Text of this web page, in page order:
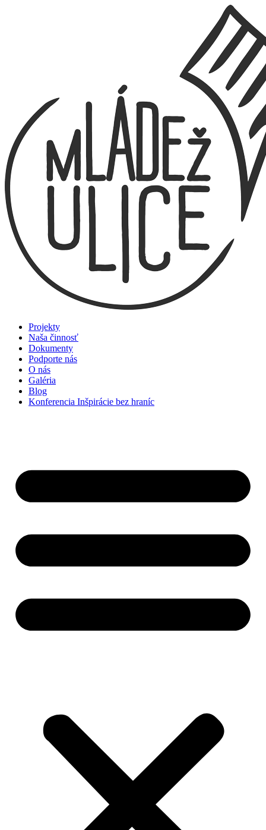
Projekty
Naša činnosť
Dokumenty
Podporte nás
O nás
Galéria
Blog
Konferencia Inšpirácie bez hraníc